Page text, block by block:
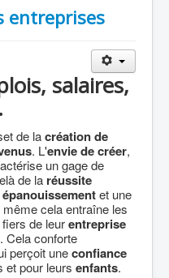
entreprises
salaires,
de lacréation de
. L'envie de créer,
un gage de
de la réussite
épanouissementet une
cela entraîne les
fiers de leurentreprise
. Cela conforte
perçoit uneconfiance
et pour leurs enfants.